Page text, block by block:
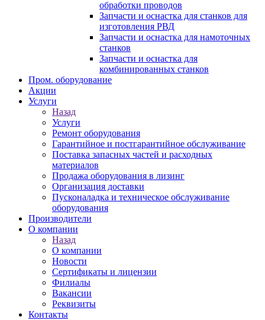
обработки проводов
Запчасти и оснастка для станков для
изготовления РВД
Запчасти и оснастка для намоточных
станков
Запчасти и оснастка для
комбинированных станков
Пром. оборудование
Акции
Услуги
Назад
Услуги
Ремонт оборудования
Гарантийное и постгарантийное обслуживание
Поставка запасных частей и расходных
материалов
Продажа оборудования в лизинг
Организация доставки
Пусконаладка и техническое обслуживание
оборудования
Производители
О компании
Назад
О компании
Новости
Сертификаты и лицензии
Филиалы
Вакансии
Реквизиты
Контакты